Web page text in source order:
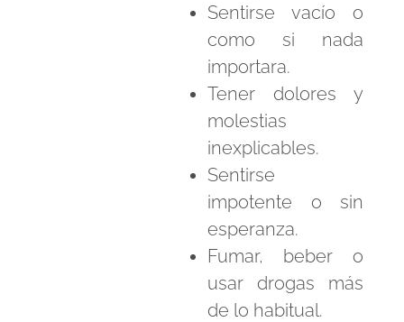
Sentirse vacío o
como si nada
importara.
Tener dolores y
molestias
inexplicables.
Sentirse
impotente o sin
esperanza.
Fumar, beber o
usar drogas más
de lo habitual.